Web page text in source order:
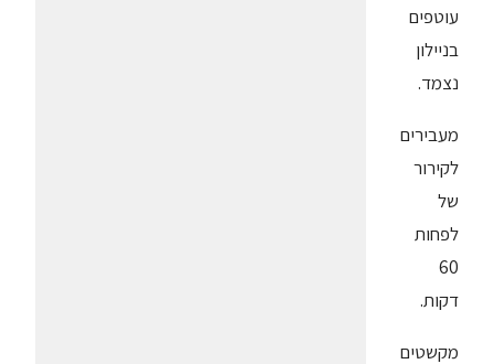
עוטפים
בניילון
נצמד.
מעבירים
לקירור
של
לפחות
60
דקות.
מקשטים